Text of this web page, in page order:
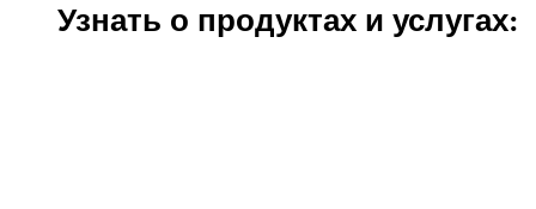
Узнать о продуктах и услугах: